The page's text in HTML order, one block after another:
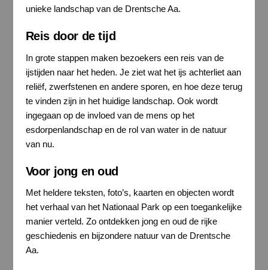
unieke landschap van de Drentsche Aa.
Reis door de tijd
In grote stappen maken bezoekers een reis van de
ijstijden naar het heden. Je ziet wat het ijs achterliet aan
reliëf, zwerfstenen en andere sporen, en hoe deze terug
te vinden zijn in het huidige landschap. Ook wordt
ingegaan op de invloed van de mens op het
esdorpenlandschap en de rol van water in de natuur
van nu.
Voor jong en oud
Met heldere teksten, foto’s, kaarten en objecten wordt
het verhaal van het Nationaal Park op een toegankelijke
manier verteld. Zo ontdekken jong en oud de rijke
geschiedenis en bijzondere natuur van de Drentsche
Aa.